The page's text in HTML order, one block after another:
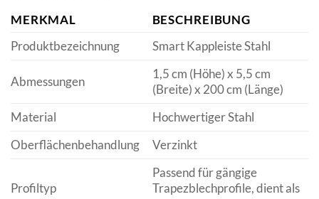
MERKMAL
BESCHREIBUNG
Produktbezeichnung
Smart Kappleiste Stahl
Abmessungen
1,5 cm (Höhe) x 5,5 cm
(Breite) x 200 cm (Länge)
Material
Hochwertiger Stahl
Oberflächenbehandlung
Verzinkt
Profiltyp
Passend für gängige
Trapezblechprofile, dient als